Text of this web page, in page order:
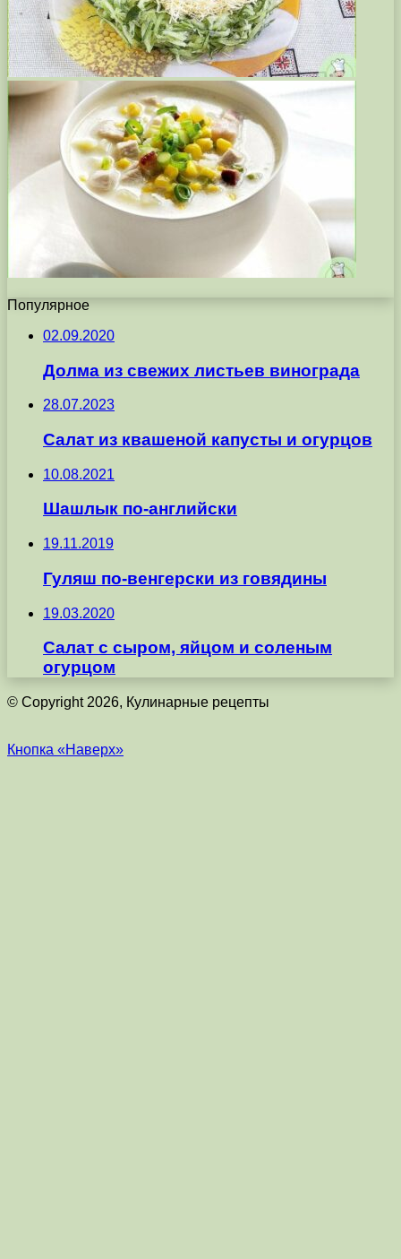
Популярное
02.09.2020
Долма из свежих листьев винограда
28.07.2023
Салат из квашеной капусты и огурцов
10.08.2021
Шашлык по-английски
19.11.2019
Гуляш по-венгерски из говядины
19.03.2020
Салат с сыром, яйцом и соленым
огурцом
© Copyright 2026, Кулинарные рецепты
Кнопка «Наверх»